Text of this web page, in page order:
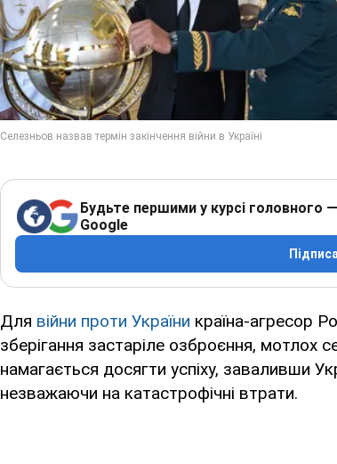
Будьте першими у курсі головного
Google
Для війни проти України країна-агресор
зберігання застаріле озброєння, мотлох
намагається досягти успіху, заваливши
незважаючи на катастрофічні втрати.